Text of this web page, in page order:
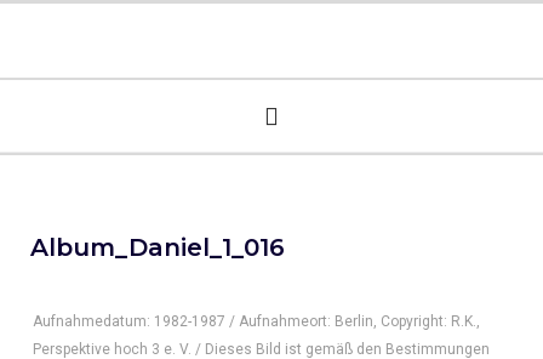
Album_Daniel_1_016
Aufnahmedatum: 1982-1987 / Aufnahmeort: Berlin, Copyright: R.K.,
Perspektive hoch 3 e. V. / Dieses Bild ist gemäß den Bestimmungen